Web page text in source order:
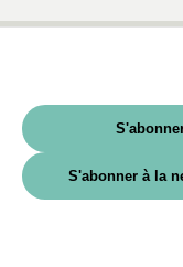
S'abonner à la